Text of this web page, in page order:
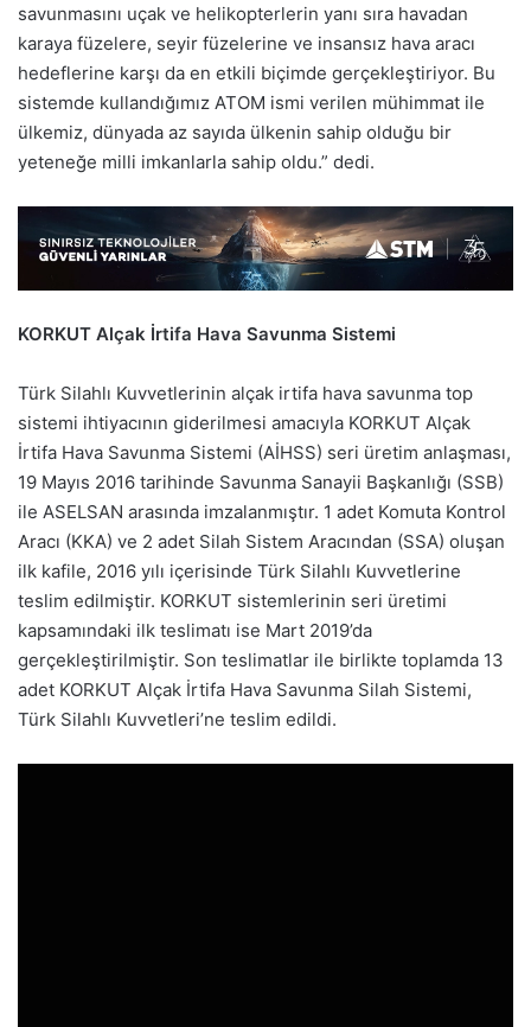
savunmasını uçak ve helikopterlerin yanı sıra havadan
karaya füzelere, seyir füzelerine ve insansız hava aracı
hedeflerine karşı da en etkili biçimde gerçekleştiriyor. Bu
sistemde kullandığımız ATOM ismi verilen mühimmat ile
ülkemiz, dünyada az sayıda ülkenin sahip olduğu bir
yeteneğe milli imkanlarla sahip oldu.” dedi.
KORKUT Alçak İrtifa Hava Savunma Sistemi
Türk Silahlı Kuvvetlerinin alçak irtifa hava savunma top
sistemi ihtiyacının giderilmesi amacıyla KORKUT Alçak
İrtifa Hava Savunma Sistemi (AİHSS) seri üretim anlaşması,
19 Mayıs 2016 tarihinde Savunma Sanayii Başkanlığı (SSB)
ile ASELSAN arasında imzalanmıştır. 1 adet Komuta Kontrol
Aracı (KKA) ve 2 adet Silah Sistem Aracından (SSA) oluşan
ilk kafile, 2016 yılı içerisinde Türk Silahlı Kuvvetlerine
teslim edilmiştir. KORKUT sistemlerinin seri üretimi
kapsamındaki ilk teslimatı ise Mart 2019’da
gerçekleştirilmiştir. Son teslimatlar ile birlikte toplamda 13
adet KORKUT Alçak İrtifa Hava Savunma Silah Sistemi,
Türk Silahlı Kuvvetleri’ne teslim edildi.